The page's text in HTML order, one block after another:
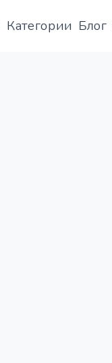
Категории Блог